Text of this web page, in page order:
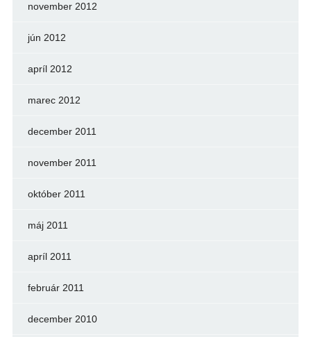
november 2012
jún 2012
apríl 2012
marec 2012
december 2011
november 2011
október 2011
máj 2011
apríl 2011
február 2011
december 2010